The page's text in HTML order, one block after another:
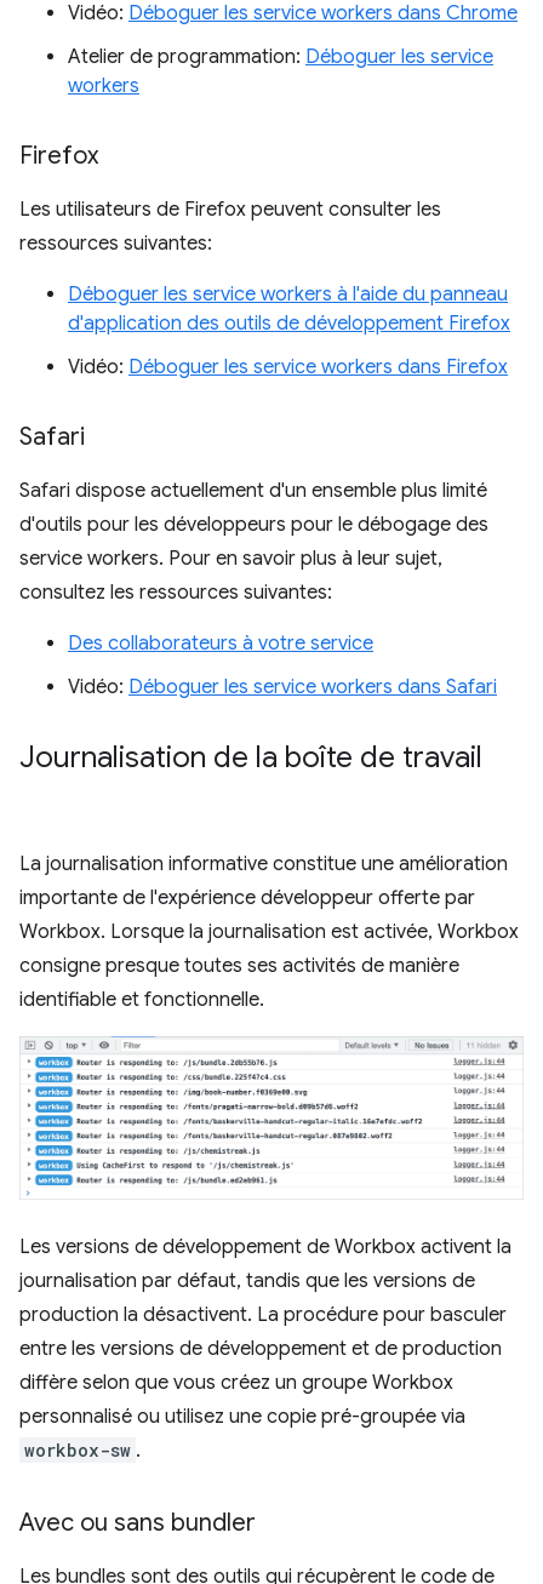
Vidéo: Déboguer les service workers dans Chrome
Atelier de programmation: Déboguer les service
workers
Firefox
Les utilisateurs de Firefox peuvent consulter les
ressources suivantes:
Déboguer les service workers à l'aide du panneau
d'application des outils de développement Firefox
Vidéo: Déboguer les service workers dans Firefox
Safari
Safari dispose actuellement d'un ensemble plus limité
d'outils pour les développeurs pour le débogage des
service workers. Pour en savoir plus à leur sujet,
consultez les ressources suivantes:
Des collaborateurs à votre service
Vidéo: Déboguer les service workers dans Safari
Journalisation de la boîte de travail
La journalisation informative constitue une amélioration
importante de l'expérience développeur offerte par
Workbox. Lorsque la journalisation est activée, Workbox
consigne presque toutes ses activités de manière
identifiable et fonctionnelle.
Les versions de développement de Workbox activent la
journalisation par défaut, tandis que les versions de
production la désactivent. La procédure pour basculer
entre les versions de développement et de production
diffère selon que vous créez un groupe Workbox
personnalisé ou utilisez une copie pré-groupée via
workbox-sw .
Avec ou sans bundler
Les bundles sont des outils qui récupèrent le code de